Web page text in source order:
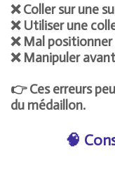
❌ Coller sur une
❌ Utiliser une
❌ Mal
❌ Manipuler
👉 Ces erreurs
du médaillon.
🧠